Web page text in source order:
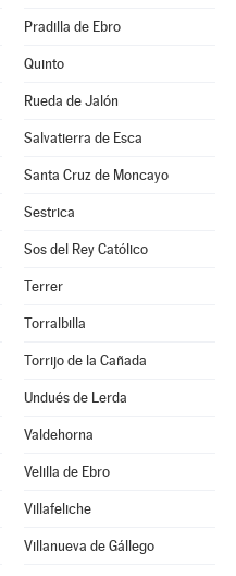
Pradilla de Ebro
Quinto
Rueda de Jalón
Salvatierra de Esca
Santa Cruz de Moncayo
Sestrica
Sos del Rey Católico
Terrer
Torralbilla
Torrijo de la Cañada
Undués de Lerda
Valdehorna
Velilla de Ebro
Villafeliche
Villanueva de Gállego